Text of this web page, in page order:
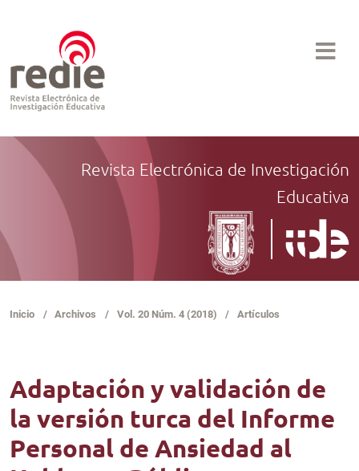
Revista Electrónica de Investigación
Educativa
Inicio / Archivos / Vol. 20 Núm. 4 (2018) / Artículos
Adaptación y validación de
la versión turca del Informe
Personal de Ansiedad al